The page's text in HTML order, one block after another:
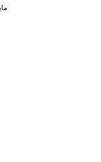
مايو